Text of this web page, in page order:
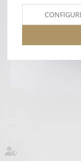
11 Place des